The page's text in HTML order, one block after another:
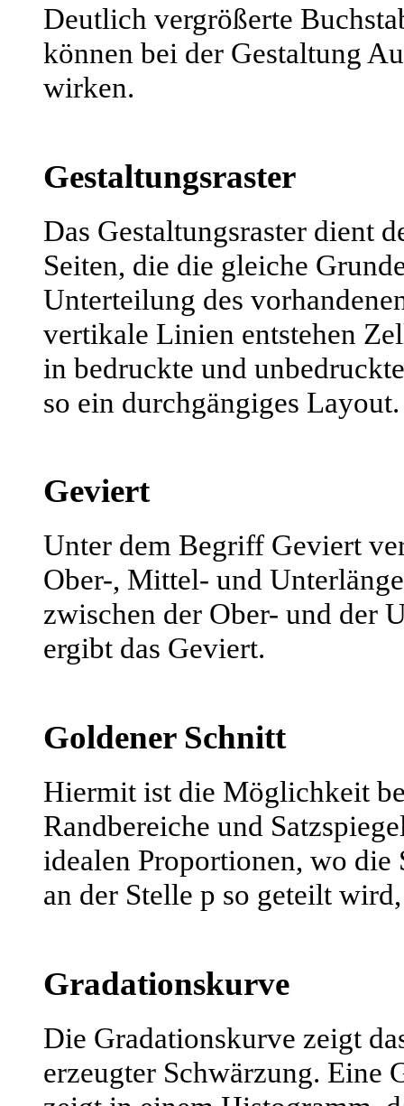
Deutlich vergrößerte
können bei der Gestaltung
wirken.
Gestaltungsraster
Das Gestaltungsraster dient
Seiten, die die gleiche
Unterteilung des
vertikale Linien entstehen
in bedruckte und
so ein durchgängiges Layout.
Geviert
Unter dem Begriff Geviert
Ober-, Mittel- und
zwischen der Ober- und der
ergibt das Geviert.
Goldener Schnitt
Hiermit ist die Möglichkeit
Randbereiche und
idealen Proportionen, wo die
an der Stelle p so geteilt
Gradationskurve
Die Gradationskurve zeigt
erzeugter Schwärzung. Eine